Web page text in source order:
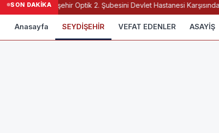
SON DAKİKASeydişehir Optik 2. Şubesini Devlet Hastanesi
Anasayfa SEYDİŞEHİR VEFAT EDENLER ASAYİŞ